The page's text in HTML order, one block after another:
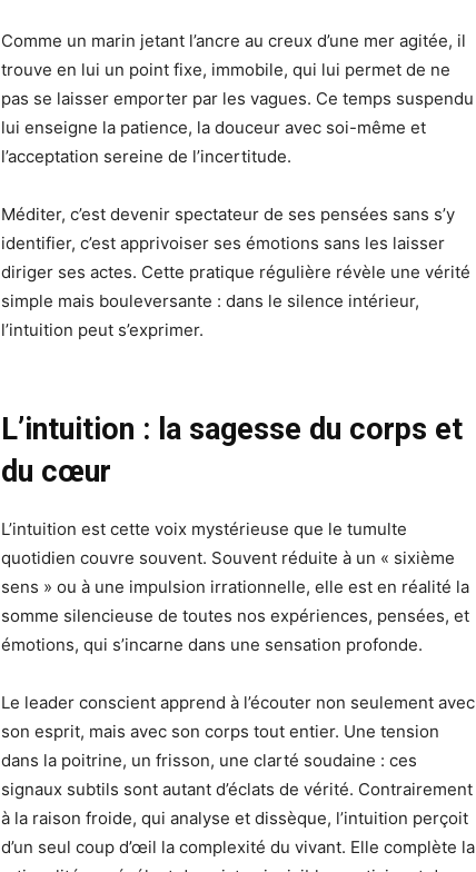
Comme un marin jetant l’ancre au creux d’une mer agitée, il
trouve en lui un point fixe, immobile, qui lui permet de ne
pas se laisser emporter par les vagues. Ce temps suspendu
lui enseigne la patience, la douceur avec soi-même et
l’acceptation sereine de l’incertitude.
Méditer, c’est devenir spectateur de ses pensées sans s’y
identifier, c’est apprivoiser ses émotions sans les laisser
diriger ses actes. Cette pratique régulière révèle une vérité
simple mais bouleversante : dans le silence intérieur,
l’intuition peut s’exprimer.
L’intuition : la sagesse du corps et
du cœur
L’intuition est cette voix mystérieuse que le tumulte
quotidien couvre souvent. Souvent réduite à un « sixième
sens » ou à une impulsion irrationnelle, elle est en réalité la
somme silencieuse de toutes nos expériences, pensées, et
émotions, qui s’incarne dans une sensation profonde.
Le leader conscient apprend à l’écouter non seulement avec
son esprit, mais avec son corps tout entier. Une tension
dans la poitrine, un frisson, une clarté soudaine : ces
signaux subtils sont autant d’éclats de vérité. Contrairement
à la raison froide, qui analyse et dissèque, l’intuition perçoit
d’un seul coup d’œil la complexité du vivant. Elle complète la